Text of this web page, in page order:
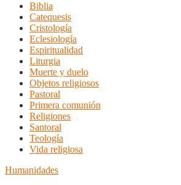
Biblia
Catequesis
Cristología
Eclesiología
Espiritualidad
Liturgia
Muerte y duelo
Objetos religiosos
Pastoral
Primera comunión
Religiones
Santoral
Teología
Vida religiosa
Humanidades